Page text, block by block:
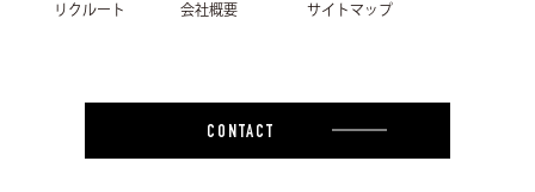
リクルート 会社概要 サイトマップ
CONTACT